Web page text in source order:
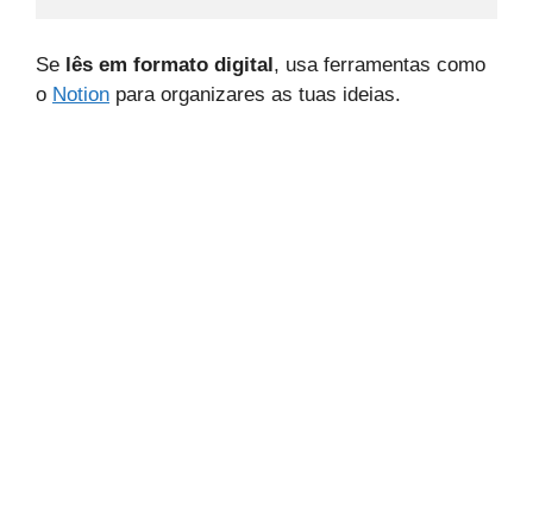
Se lês em formato digital, usa ferramentas como
o Notion para organizares as tuas ideias.